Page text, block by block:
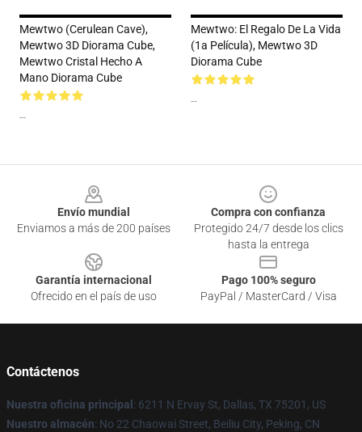
Mewtwo (Cerulean Cave),
Mewtwo 3D Diorama Cube,
Mewtwo Cristal Hecho A
Mano Diorama Cube
--
Mewtwo: El Regalo De La Vida
(1a Película), Mewtwo 3D
Diorama Cube
--
Envío mundial
Enviamos a más de 200 países
Compra con confianza
Protegido 24/7 desde los clics
hasta la entrega
Garantía internacional
Ofrecido en el país de uso
Pago 100% seguro
PayPal / MasterCard / Visa
Contáctenos
Nuestra oficina principal : 6211 N Ervay St, Dallas, TX 75201, US
Nuestro almacén: No 22 Chaowai Street, Beiliu City, Peking, CN